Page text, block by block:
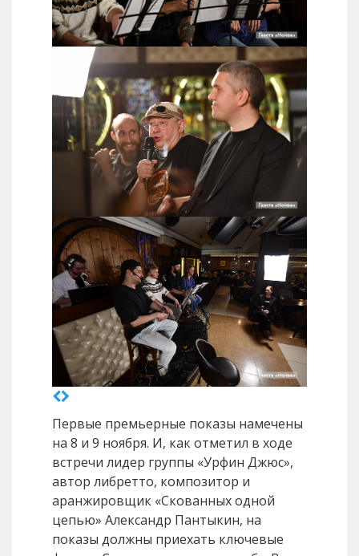
Первые премьерные показы намечены
на 8 и 9 ноября. И, как отметил в ходе
встречи лидер группы «Урфин Джюс»,
автор либретто, композитор и
аранжировщик «Скованных одной
цепью» Александр Пантыкин, на
показы должны приехать ключевые